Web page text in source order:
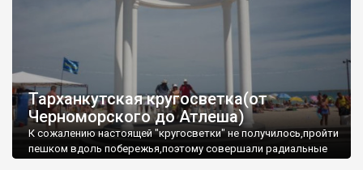
Тарханкутская кругосветка(от
Черноморского до Атлеша)
К сожалению настоящей "кругосветки" не получилось,пройти
пешком вдоль побережья,поэтому совершали радиальные